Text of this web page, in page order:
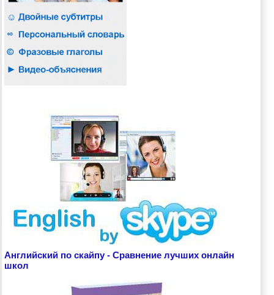
Английский по скайпу - Сравнение лучших онлайн
школ